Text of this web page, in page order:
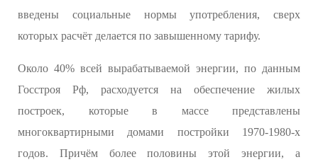
введены социальные нормы употребления, сверх
которых расчёт делается по завышенному тарифу.
Около 40% всей вырабатываемой энергии, по данным
Госстроя Рф, расходуется на обеспечение жилых
построек, которые в массе представлены
многоквартирными домами постройки 1970-1980-х
годов. Причём более половины этой энергии, а